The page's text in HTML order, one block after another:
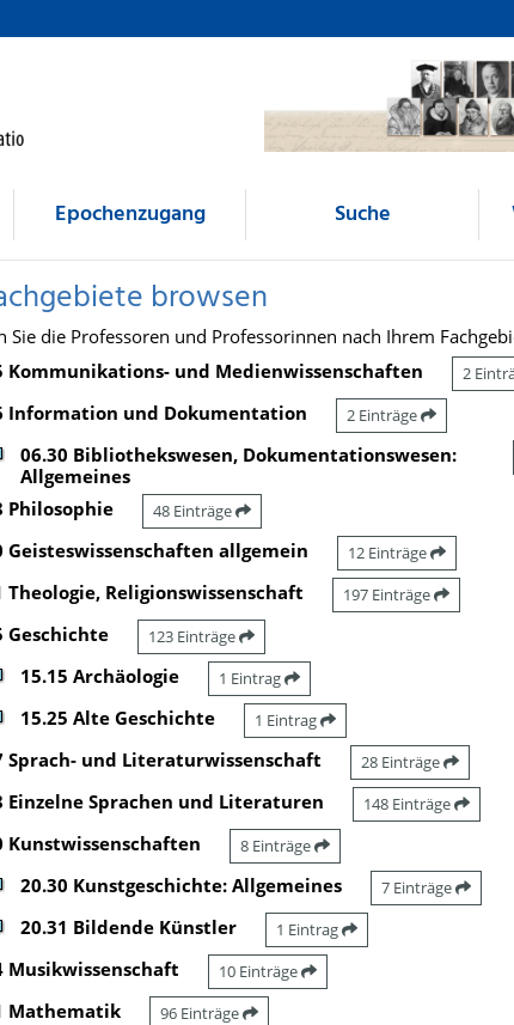
Epochenzugang Suche
browsen
Sie die Professoren und Professorinnen nach Ihrem
Kommunikations- und Medienwissenschaften
2
Information und Dokumentation 2 Einträge
06.30 Bibliothekswesen, Dokumentationswesen:
Allgemeines
Philosophie 48 Einträge
Geisteswissenschaften allgemein 12 Einträge
Theologie, Religionswissenschaft 197 Einträge
Geschichte 123 Einträge
15.15 Archäologie 1 Eintrag
15.25 Alte Geschichte 1 Eintrag
Sprach- und Literaturwissenschaft 28 Einträge
Einzelne Sprachen und Literaturen 148 Einträge
Kunstwissenschaften 8 Einträge
20.30 Kunstgeschichte: Allgemeines 7 Einträge
20.31 Bildende Künstler 1 Eintrag
Musikwissenschaft 10 Einträge
Mathematik 96 Einträge